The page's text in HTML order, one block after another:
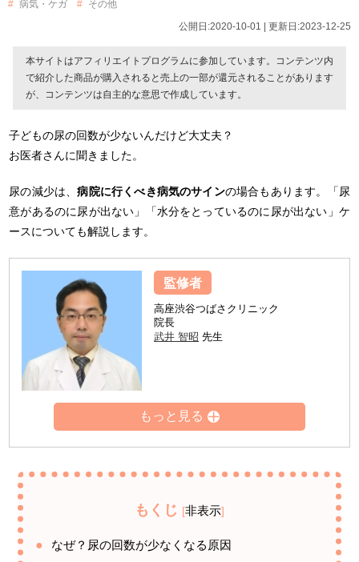
病気・ケガ
その他
公開日:2020-10-01 | 更新日:2023-12-25
本サイトはアフィリエイトプログラムに参加しています。コンテンツ内
で紹介した商品が購入されると売上の一部が還元されることがあります
が、コンテンツは自主的な意思で作成しています。
子どもの尿の回数が少ないんだけど大丈夫？
お医者さんに聞きました。
尿の減少は、病院に行くべき病気のサインの場合もあります。「尿
意があるのに尿が出ない」「水分をとっているのに尿が出ない」ケ
ースについても解説します。
監修者
高座渋谷つばさクリニック
院長
武井 智昭 先生
もくじ [非表示]
なぜ？尿の回数が少なくなる原因